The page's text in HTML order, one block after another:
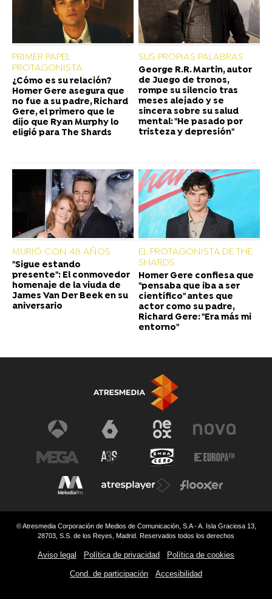
PRIMER PAPEL
PROTAGONISTA
¿Cómo es su relación?
Homer Gere asegura que
no fue a su padre, Richard
Gere, el primero que le
dijo que Ryan Murphy lo
eligió para The Shards
SUS PROPIAS PALABRAS
George R.R. Martin, autor
de Juego de tronos,
rompe su silencio tras
meses alejado y se
sincera sobre su salud
mental: "He pasado por
tristeza y depresión"
MURIÓ CON 48 AÑOS
"Sigue estando
presente": El conmovedor
homenaje de la viuda de
James Van Der Beek en su
aniversario
EL PROTAGONISTA DE THE
SHARDS
Homer Gere confiesa que
"pensaba que iba a ser
científico" antes que
actor como su padre,
Richard Gere: "Era más mi
entorno"
© Atresmedia Corporación de Medios de Comunicación, S.A - A. Isla Graciosa 13,
28703, S.S. de los Reyes, Madrid. Reservados todos los derechos
Aviso legal Política de privacidad Política de cookies
Cond. de participación Accesibilidad